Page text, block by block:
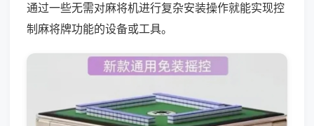
通过一些无需对麻将机进行复杂安装操作就能实现控
制麻将牌功能的设备或工具。